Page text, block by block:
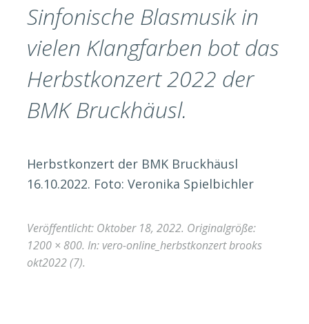
Sinfonische Blasmusik in
vielen Klangfarben bot das
Herbstkonzert 2022 der
BMK Bruckhäusl.
Herbstkonzert der BMK Bruckhäusl
16.10.2022. Foto: Veronika Spielbichler
Veröffentlicht: Oktober 18, 2022. Originalgröße:
1200 × 800. In: vero-online_herbstkonzert brooks
okt2022 (7).